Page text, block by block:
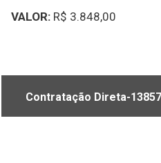
VALOR: R$ 3.848,00
Contratação Direta-